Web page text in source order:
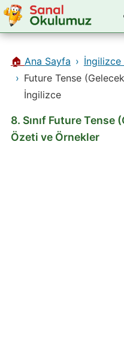
🏠 Ana Sayfa
İngilizce
Future Tense
İngilizce
8. Sınıf Future Tense
Özeti ve Örnekler